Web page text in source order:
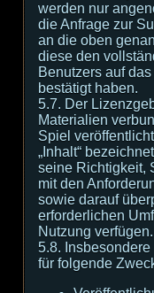
werden nur
die Anfrage zur
an die oben
diese den
Benutzers auf
bestätigt haben.
5.7. Der
Materialien
Spiel
„Inhalt“
seine Richtigkeit,
mit den
sowie darauf
erforderlichen
Nutzung verfügen.
5.8.
für folgende